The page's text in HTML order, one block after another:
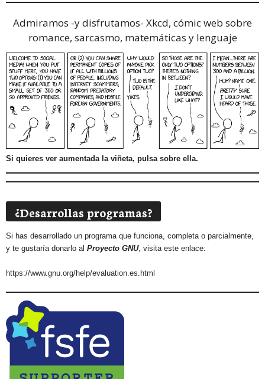
Admiramos -y disfrutamos- Xkcd, cómic web sobre
romance, sarcasmo, matemáticas y lenguaje
Si quieres ver aumentada la viñeta, pulsa sobre ella.
¿Desarrollas programas?
Si has desarrollado un programa que funciona, completa o parcialmente,
y te gustaría donarlo al Proyecto GNU, visita este enlace:
https://www.gnu.org/help/evaluation.es.html